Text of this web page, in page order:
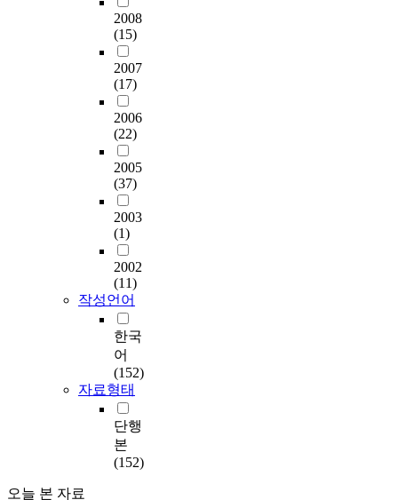
2008
(15)
2007
(17)
2006
(22)
2005
(37)
2003
(1)
2002
(11)
작성언어
한국
어
(152)
자료형태
단행
본
(152)
오늘 본 자료